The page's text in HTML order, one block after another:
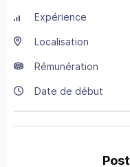
Expérience
Localisation
Rémunération
Date de début